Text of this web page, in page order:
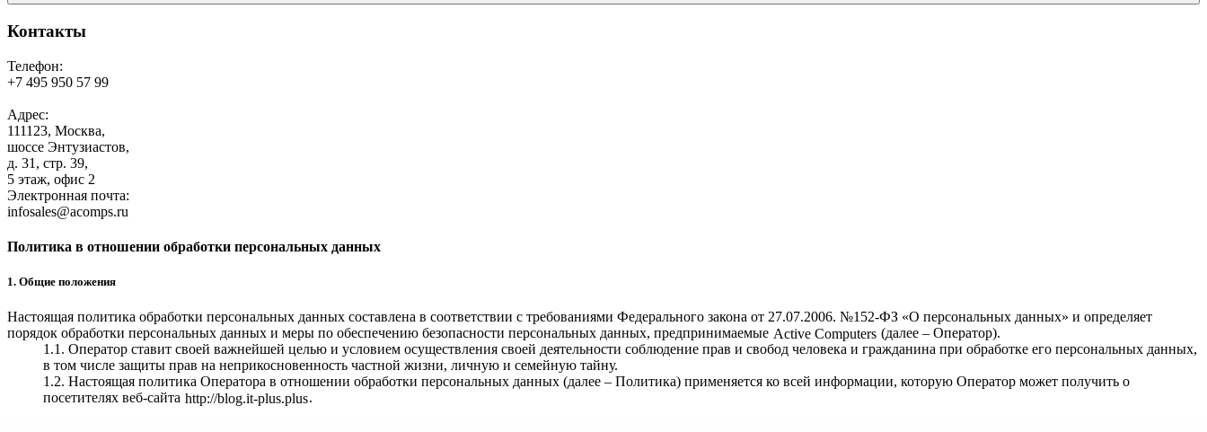
Контакты
Телефон:
+7 495 950 57 99
Адрес:
111123, Москва,
шоссе Энтузиастов,
д. 31, стр. 39,
5 этаж, офис 2
Электронная почта:
infosales@acomps.ru
Политика в отношении обработки персональных данных
1. Общие положения
Настоящая политика обработки персональных данных составлена в соответствии с требованиями Федерального закона от 27.07.2006. №152-ФЗ «О персональных данных» и определяет
порядок обработки персональных данных и меры по обеспечению безопасности персональных данных, предпринимаемые Active Computers (далее – Оператор).
1.1. Оператор ставит своей важнейшей целью и условием осуществления своей деятельности соблюдение прав и свобод человека и гражданина при обработке его персональных данных,
в том числе защиты прав на неприкосновенность частной жизни, личную и семейную тайну.
1.2. Настоящая политика Оператора в отношении обработки персональных данных (далее – Политика) применяется ко всей информации, которую Оператор может получить о
посетителях веб-сайта http://blog.it-plus.plus.